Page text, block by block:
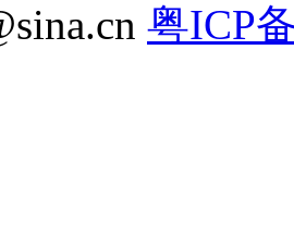
粤ICP